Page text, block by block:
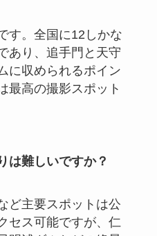
す。全国に12しかな
あり、追手門と天守
に収められるポイン
最高の撮影スポット
は難しいですか？
ど主要スポットは公
セス可能ですが、仁